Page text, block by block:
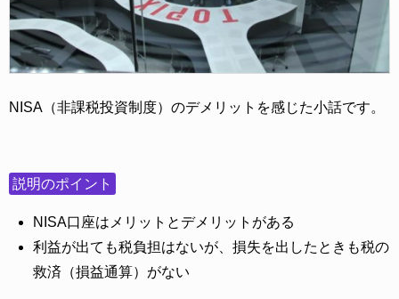
NISA（非課税投資制度）のデメリットを感じた小話です。
説明のポイント
NISA口座はメリットとデメリットがある
利益が出ても税負担はないが、損失を出したときも税の
救済（損益通算）がない